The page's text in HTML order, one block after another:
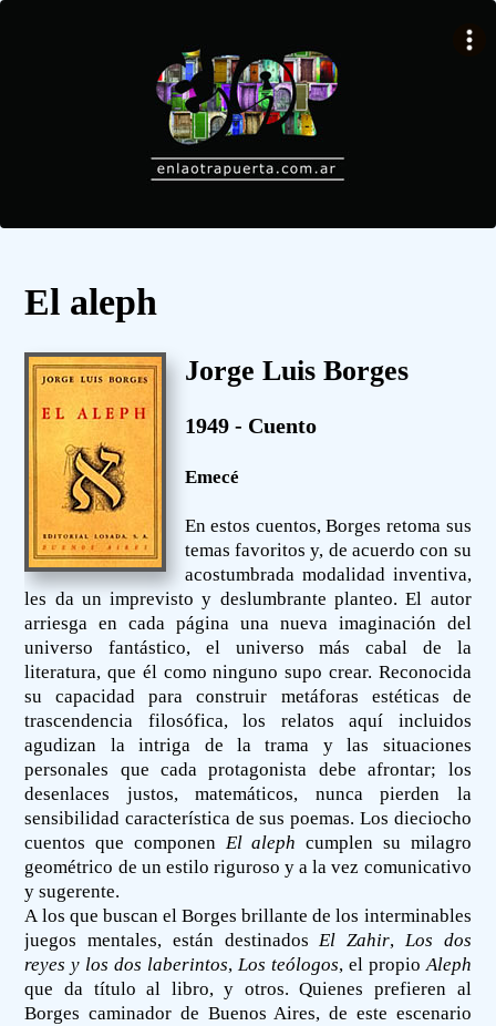
El aleph
Jorge Luis Borges
1949 - Cuento
Emecé
En estos cuentos, Borges retoma sus
temas favoritos y, de acuerdo con su
acostumbrada modalidad inventiva,
les da un imprevisto y deslumbrante planteo. El autor
arriesga en cada página una nueva imaginación del
universo fantástico, el universo más cabal de la
literatura, que él como ninguno supo crear. Reconocida
su capacidad para construir metáforas estéticas de
trascendencia filosófica, los relatos aquí incluidos
agudizan la intriga de la trama y las situaciones
personales que cada protagonista debe afrontar; los
desenlaces justos, matemáticos, nunca pierden la
sensibilidad característica de sus poemas. Los dieciocho
cuentos que componen El aleph cumplen su milagro
geométrico de un estilo riguroso y a la vez comunicativo
y sugerente.
A los que buscan el Borges brillante de los interminables
juegos mentales, están destinadosEl Zahir, Los dos
reyes y los dos laberintos, Los teólogos, el propioAleph
que da título al libro, y otros. Quienes prefieren al
Borges caminador de Buenos Aires, de este escenario